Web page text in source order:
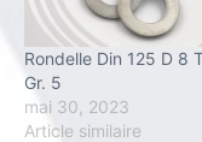
Rondelle Din 125 D 8
Gr. 5
mai 30, 2023
Article similaire